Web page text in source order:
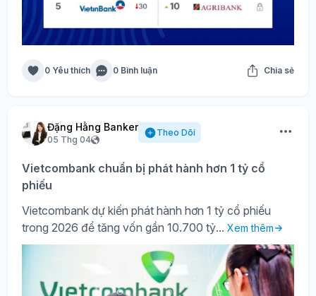
0 Yêu thích 0 Bình luận Chia sẻ
Đặng Hằng Banker
05 Thg 04
Theo Dõi
Vietcombank chuẩn bị phát hành hơn 1 tỷ cổ
phiếu
Vietcombank dự kiến phát hành hơn 1 tỷ cổ phiếu
trong 2026 để tăng vốn gần 10.700 tỷ... Xem thêm